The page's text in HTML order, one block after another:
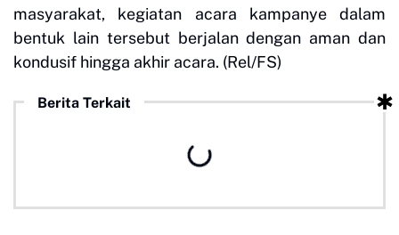
masyarakat, kegiatan acara kampanye dalam
bentuk lain tersebut berjalan dengan aman dan
kondusif hingga akhir acara. (Rel/FS)
Berita Terkait